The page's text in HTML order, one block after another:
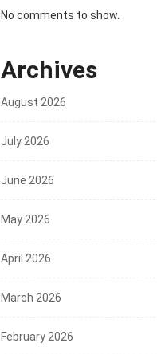
No comments to show.
Archives
August 2026
July 2026
June 2026
May 2026
April 2026
March 2026
February 2026